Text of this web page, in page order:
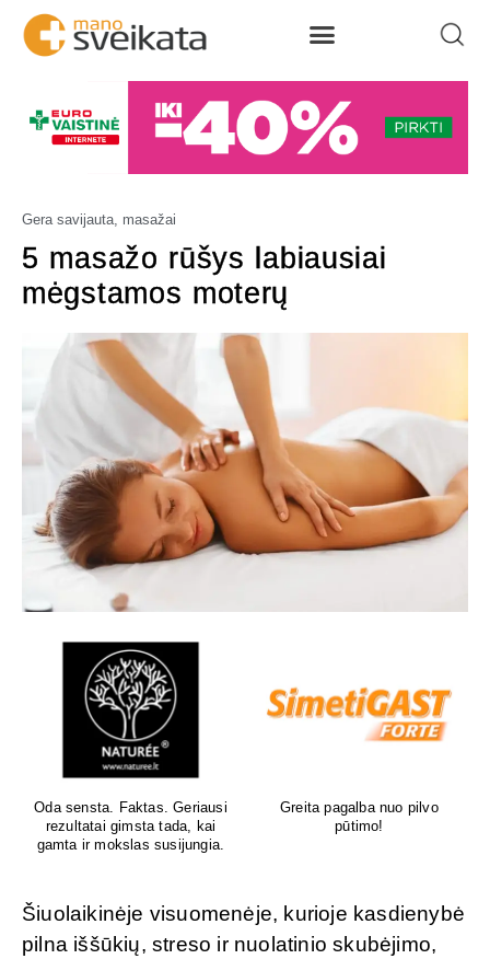
Gera savijauta, masažai
5 masažo rūšys labiausiai
mėgstamos moterų
Oda sensta. Faktas. Geriausi
rezultatai gimsta tada, kai
gamta ir mokslas susijungia.
Greita pagalba nuo pilvo
pūtimo!
Šiuolaikinėje visuomenėje, kurioje kasdienybė
pilna iššūkių, streso ir nuolatinio skubėjimo,